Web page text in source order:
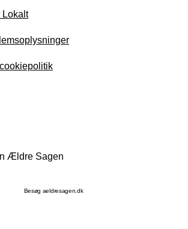
Lokalt
Ældre Sagen
Besøg aeldresagen.dk